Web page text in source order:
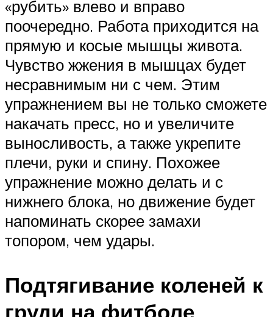
«рубить» влево и вправо
поочередно. Работа приходится на
прямую и косые мышцы живота.
Чувство жжения в мышцах будет
несравнимым ни с чем. Этим
упражнением вы не только сможете
накачать пресс, но и увеличите
выносливость, а также укрепите
плечи, руки и спину. Похожее
упражнение можно делать и с
нижнего блока, но движение будет
напоминать скорее замахи
топором, чем удары.
Подтягивание коленей к